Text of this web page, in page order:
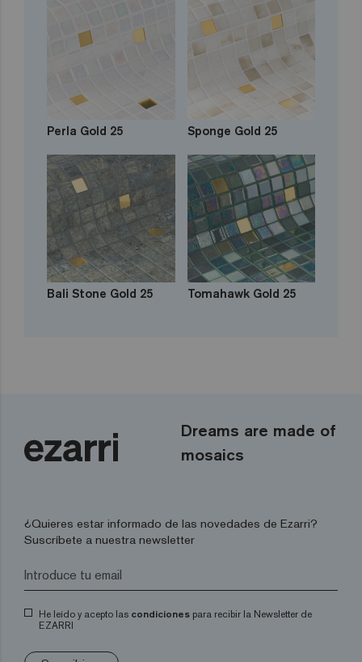
Perla Gold 25 Sponge Gold 25
Bali Stone Gold 25 Tomahawk Gold 25
Dreams are made of
mosaics
¿Quieres estar informado de las novedades de Ezarri?
Suscríbete a nuestra newsletter
He leído y acepto las condiciones para recibir la Newsletter de
EZARRI